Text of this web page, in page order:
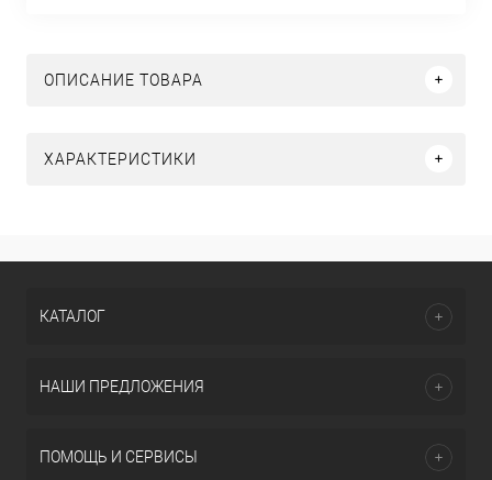
ОПИСАНИЕ ТОВАРА
ХАРАКТЕРИСТИКИ
КАТАЛОГ
НАШИ ПРЕДЛОЖЕНИЯ
ПОМОЩЬ И СЕРВИСЫ